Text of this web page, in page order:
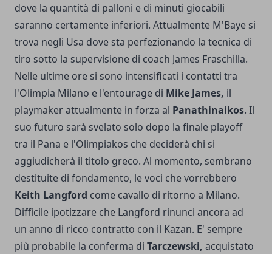
dove la quantità di palloni e di minuti giocabili
saranno certamente inferiori. Attualmente M'Baye si
trova negli Usa dove sta perfezionando la tecnica di
tiro sotto la supervisione di coach James Fraschilla.
Nelle ultime ore si sono intensificati i contatti tra
l'Olimpia Milano e l'entourage di Mike James, il
playmaker attualmente in forza al Panathinaikos. Il
suo futuro sarà svelato solo dopo la finale playoff
tra il Pana e l'Olimpiakos che deciderà chi si
aggiudicherà il titolo greco. Al momento, sembrano
destituite di fondamento, le voci che vorrebbero
Keith Langford come cavallo di ritorno a Milano.
Difficile ipotizzare che Langford rinunci ancora ad
un anno di ricco contratto con il Kazan. E' sempre
più probabile la conferma di Tarczewski, acquistato